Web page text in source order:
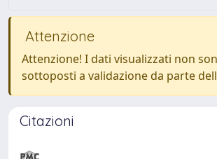
Attenzione
Attenzione! I dati visualizzati non
sottoposti a validazione da parte
Citazioni